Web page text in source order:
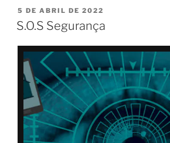
5 DE ABRIL DE 2022
S.O.S Segurança